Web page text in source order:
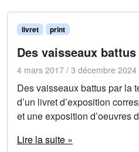
livret print
Des vaisseaux
4 mars 2017 / 3 décembre 2024
Des vaisseaux battus par la
d’un livret d’exposition
et une exposition d’oeuvres
Lire la suite »